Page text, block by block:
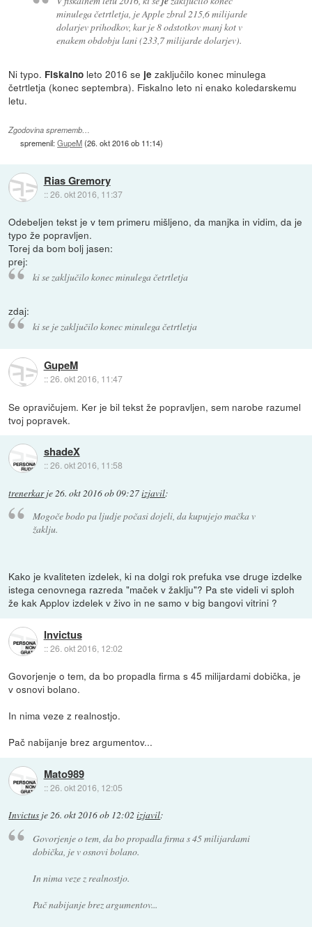
minulega četrtletja, je Apple zbral 215,6 milijarde
dolarjev prihodkov, kar je 8 odstotkov manj kot v
enakem obdobju lani (233,7 milijarde dolarjev).
Ni typo. Fiskalno leto 2016 se je zaključilo konec minulega
četrtletja (konec septembra). Fiskalno leto ni enako koledarskemu
letu.
Zgodovina sprememb…
spremenil:GupeM(26. okt 2016 ob 11:14)
Rias Gremory
::26. okt 2016, 11:37
Odebeljen tekst je v tem primeru mišljeno, da manjka in vidim, da je
typo že popravljen.
Torej da bom bolj jasen:
prej:
ki se zaključilo konec minulega četrtletja
zdaj:
ki se je zaključilo konec minulega četrtletja
GupeM
::26. okt 2016, 11:47
Se opravičujem. Ker je bil tekst že popravljen, sem narobe razumel
tvoj popravek.
shadeX
::26. okt 2016, 11:58
trenerkarje26. okt 2016 ob 09:27izjavil:
Mogoče bodo pa ljudje počasi dojeli, da kupujejo mačka v
žaklju.
Kako je kvaliteten izdelek, ki na dolgi rok prefuka vse druge izdelke
istega cenovnega razreda "maček v žaklju"? Pa ste videli vi sploh
že kak Applov izdelek v živo in ne samo v big bangovi vitrini ?
Invictus
::26. okt 2016, 12:02
Govorjenje o tem, da bo propadla firma s 45 milijardami dobička, je
v osnovi bolano.
In nima veze z realnostjo.
Pač nabijanje brez argumentov...
Mato989
::26. okt 2016, 12:05
Invictus je26. okt 2016 ob 12:02 izjavil:
Govorjenje o tem, da bo propadla firma s 45 milijardami
dobička, je v osnovi bolano.
In nima veze z realnostjo.
Pač nabijanje brez argumentov...